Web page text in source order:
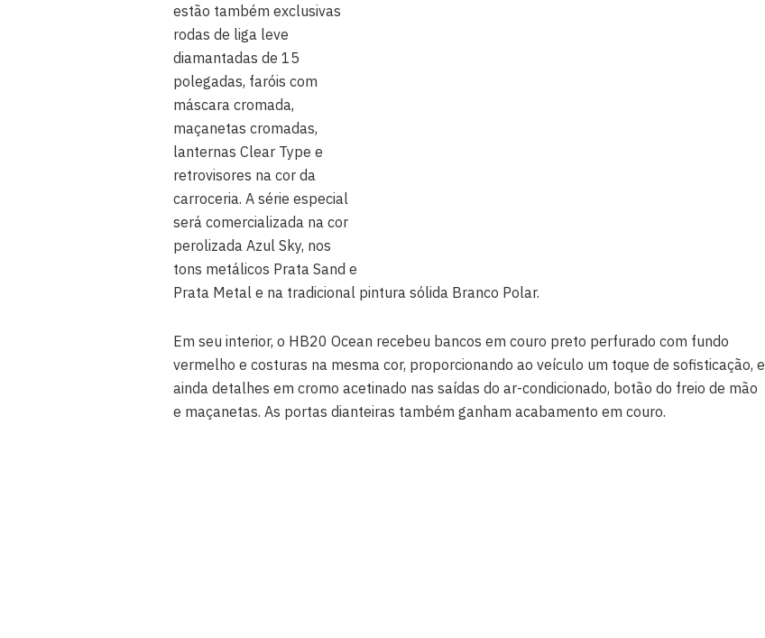
estão também exclusivas
rodas de liga leve
diamantadas de 15
polegadas, faróis com
máscara cromada,
maçanetas cromadas,
lanternas Clear Type e
retrovisores na cor da
carroceria. A série especial
será comercializada na cor
perolizada Azul Sky, nos
tons metálicos Prata Sand e
Prata Metal e na tradicional pintura sólida Branco Polar.
Em seu interior, o HB20 Ocean recebeu bancos em couro preto perfurado com fundo
vermelho e costuras na mesma cor, proporcionando ao veículo um toque de sofisticação, e
ainda detalhes em cromo acetinado nas saídas do ar-condicionado, botão do freio de mão
e maçanetas. As portas dianteiras também ganham acabamento em couro.